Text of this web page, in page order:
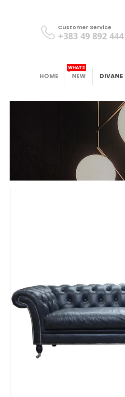
Customer Service
+383 49 892 444
HOME NEW
WHATS
DIVANE